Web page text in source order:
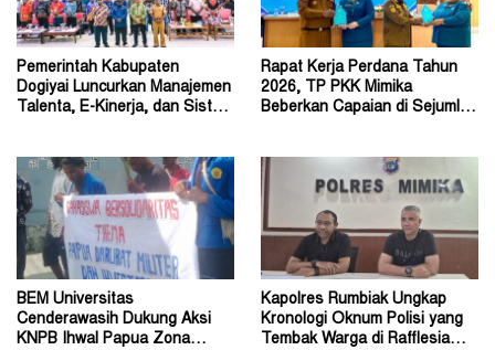
Pemerintah Kabupaten
Dogiyai Luncurkan Manajemen
Talenta, E-Kinerja, dan Sistem
Rapat Kerja Perdana Tahun
2026, TP PKK Mimika
Beberkan Capaian di Sejumlah
BEM Universitas
Cenderawasih Dukung Aksi
KNPB Ihwal Papua Zona
Kapolres Rumbiak Ungkap
Kronologi Oknum Polisi yang
Tembak Warga di Rafflesia